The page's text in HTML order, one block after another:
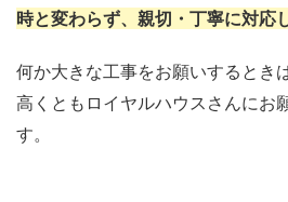
時と変わらず、親切・丁寧に対応
何か大きな工事をお願いするとき
高くともロイヤルハウスさんにお
す。